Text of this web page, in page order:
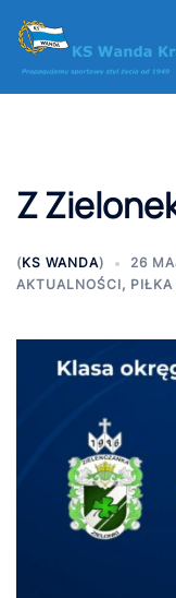
Przejdź
do
treści
Z
(KS WANDA)
26
AKTUALNOŚCI,